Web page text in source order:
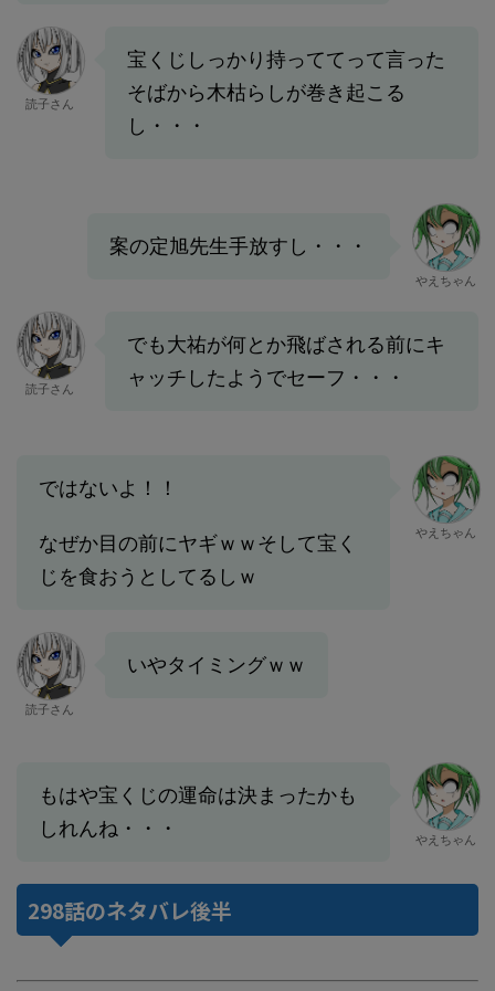
読子さん
宝くじしっかり持っててって言った
そばから木枯らしが巻き起こる
し・・・
案の定旭先生手放すし・・・
やえちゃん
読子さん
でも大祐が何とか飛ばされる前にキ
ャッチしたようでセーフ・・・
ではないよ！！
なぜか目の前にヤギｗｗそして宝く
じを食おうとしてるしｗ
やえちゃん
読子さん
いやタイミングｗｗ
もはや宝くじの運命は決まったかも
しれんね・・・
やえちゃん
298話のネタバレ後半